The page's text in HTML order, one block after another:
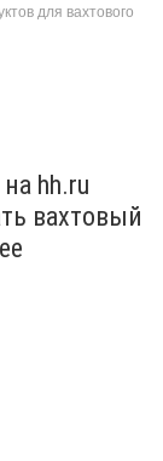
для вахтового
hh.ru
вахтовый